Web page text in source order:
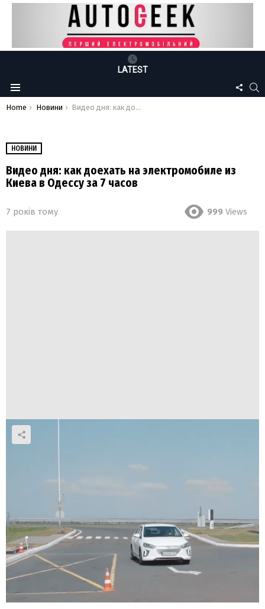
LATEST
Menu
US
You are here:
Home Новини Видео дня: как доехать на электромобиле из Киева в Одессу за 7 часов
НОВИНИ
Видео дня: как доехать на электромобиле из
Киева в Одессу за 7 часов
7 років тому 999 Views